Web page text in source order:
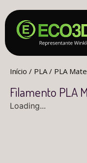
Início / PLA/ PLA Mate
Filamento PLA
Loading...